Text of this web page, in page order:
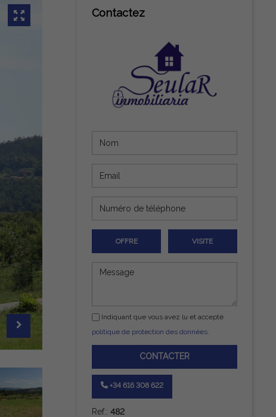
Contactez
OFFRE VISITE
Indiquant que vous avez lu et accepté
politique de protection des données
CONTACTER
+34 616 308 622
Ref.:482